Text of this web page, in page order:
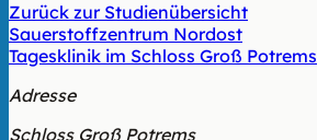
Zurück zur Studienübersicht
Sauerstoffzentrum Nordost
Tagesklinik im Schloss Groß Potrems
Adresse
Schloss Groß Potrems